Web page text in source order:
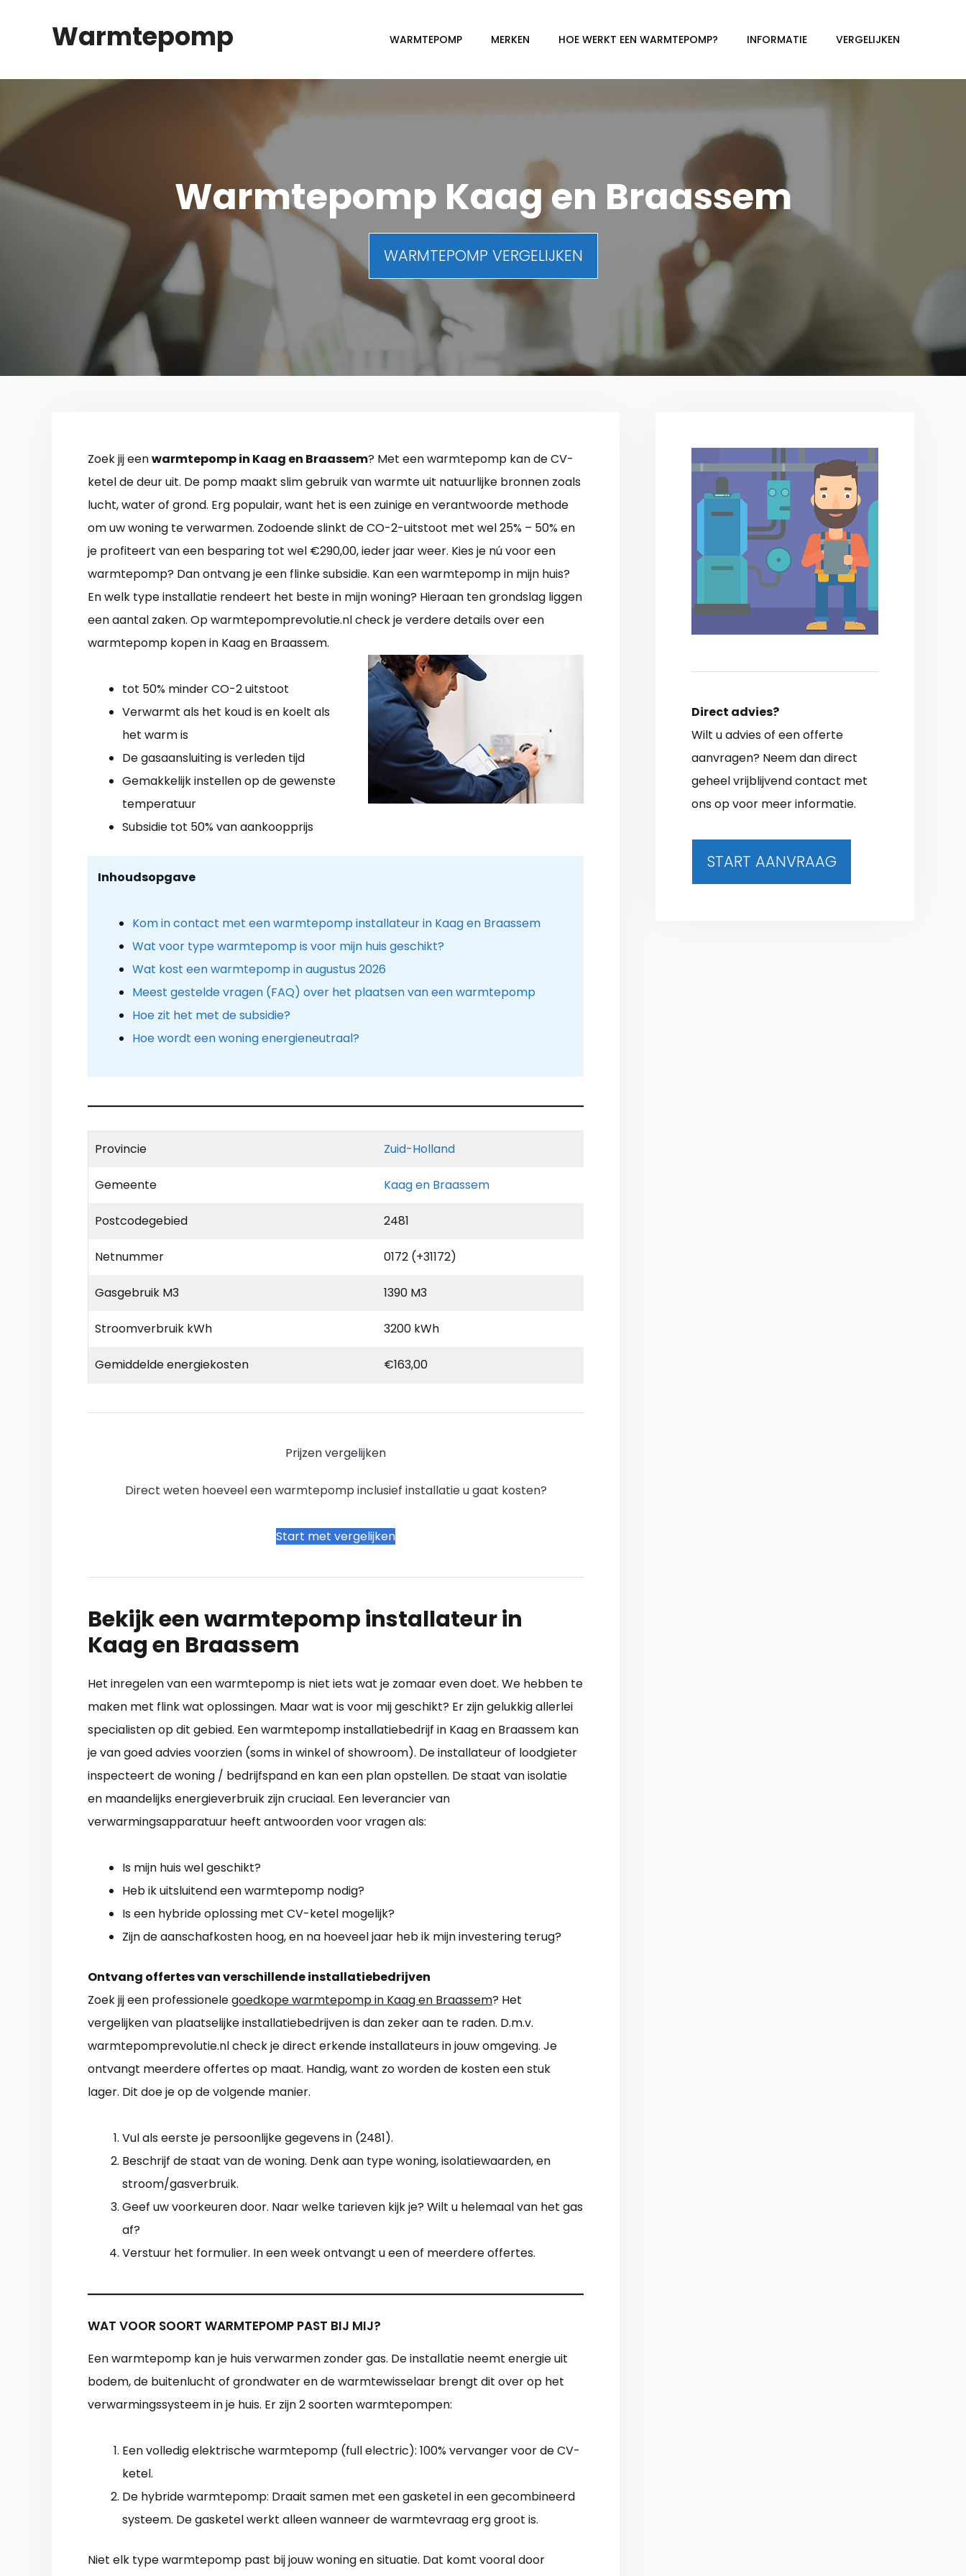
Warmtepomp WARMTEPOMP MERKEN HOE WERKT EEN WARMTEPOMP? INFORMATIE VERGELIJKEN
Warmtepomp Kaag en Braassem
WARMTEPOMP VERGELIJKEN
Zoek jij eenwarmtepomp in Kaag en Braassem? Met een warmtepomp kan de CV-
ketel de deur uit. De pomp maakt slim gebruik van warmte uit natuurlijke bronnen zoals
lucht, water of grond. Erg populair, want het is een zuinige en verantwoorde methode
om uw woning te verwarmen. Zodoende slinkt de CO-2-uitstoot met wel 25% – 50% en
je profiteert van een besparing tot wel €290,00, ieder jaar weer. Kies je nú voor een
warmtepomp? Dan ontvang je een flinke subsidie. Kan een warmtepomp in mijn huis?
En welk type installatie rendeert het beste in mijn woning? Hieraan ten grondslag liggen
een aantal zaken. Op warmtepomprevolutie.nl check je verdere details over een
warmtepomp kopen in Kaag en Braassem.
tot 50% minder CO-2 uitstoot
Verwarmt als het koud is en koelt als
het warm is
De gasaansluiting is verleden tijd
Gemakkelijk instellen op de gewenste
temperatuur
Subsidie tot 50% van aankoopprijs
Inhoudsopgave
Kom in contact met een warmtepomp installateur in Kaag en Braassem
Wat voor type warmtepomp is voor mijn huis geschikt?
Wat kost een warmtepomp in augustus 2026
Meest gestelde vragen (FAQ) over het plaatsen van een warmtepomp
Hoe zit het met de subsidie?
Hoe wordt een woning energieneutraal?
Provincie Zuid-Holland
Gemeente Kaag en Braassem
Postcodegebied 2481
Netnummer 0172 (+31172)
Gasgebruik M3 1390 M3
Stroomverbruik kWh 3200 kWh
Gemiddelde energiekosten €163,00
Prijzen vergelijken
Direct weten hoeveel een warmtepomp inclusief installatie u gaat kosten?
Start met vergelijken
Bekijk een warmtepomp installateur in
Kaag en Braassem
Het inregelen van een warmtepomp is niet iets wat je zomaar even doet. We hebben te
maken met flink wat oplossingen. Maar wat is voor mij geschikt? Er zijn gelukkig allerlei
specialisten op dit gebied. Een warmtepomp installatiebedrijf in Kaag en Braassem kan
je van goed advies voorzien (soms in winkel of showroom). De installateur of loodgieter
inspecteert de woning / bedrijfspand en kan een plan opstellen. De staat van isolatie
en maandelijks energieverbruik zijn cruciaal. Een leverancier van
verwarmingsapparatuur heeft antwoorden voor vragen als:
Is mijn huis wel geschikt?
Heb ik uitsluitend een warmtepomp nodig?
Is een hybride oplossing met CV-ketel mogelijk?
Zijn de aanschafkosten hoog, en na hoeveel jaar heb ik mijn investering terug?
Ontvang offertes van verschillende installatiebedrijven
Zoek jij een professionelegoedkope warmtepomp in Kaag en Braassem? Het
vergelijken van plaatselijke installatiebedrijven is dan zeker aan te raden. D.m.v.
warmtepomprevolutie.nl check je direct erkende installateurs in jouw omgeving. Je
ontvangt meerdere offertes op maat. Handig, want zo worden de kosten een stuk
lager. Dit doe je op de volgende manier.
Vul als eerste je persoonlijke gegevens in (2481).
Beschrijf de staat van de woning. Denk aan type woning, isolatiewaarden, en
stroom/gasverbruik.
Geef uw voorkeuren door. Naar welke tarieven kijk je? Wilt u helemaal van het gas
af?
Verstuur het formulier. In een week ontvangt u een of meerdere offertes.
WAT VOOR SOORT WARMTEPOMP PAST BIJ MIJ?
Een warmtepomp kan je huis verwarmen zonder gas. De installatie neemt energie uit
bodem, de buitenlucht of grondwater en de warmtewisselaar brengt dit over op het
verwarmingssysteem in je huis. Er zijn 2 soorten warmtepompen:
Een volledig elektrische warmtepomp (full electric): 100% vervanger voor de CV-
ketel.
De hybride warmtepomp: Draait samen met een gasketel in een gecombineerd
systeem. De gasketel werkt alleen wanneer de warmtevraag erg groot is.
Niet elk type warmtepomp past bij jouw woning en situatie. Dat komt vooral door
Direct advies?
Wilt u advies of een offerte
aanvragen? Neem dan direct
geheel vrijblijvend contact met
ons op voor meer informatie.
START AANVRAAG